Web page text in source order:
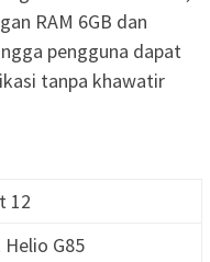
RAM 6GB dan
pengguna dapat
tanpa khawatir
12
G85